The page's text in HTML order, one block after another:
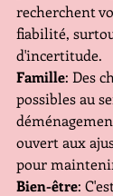
recherchent
fiabilité,
d'incertitude.
Famille: Des
possibles au
ouvert aux
pour
Bien-être: